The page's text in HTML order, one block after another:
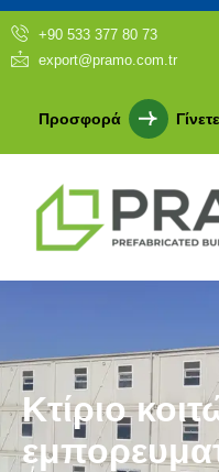
+90 533 377 80 73
export@pramo.com.tr
Προσφορά
Κτίριο